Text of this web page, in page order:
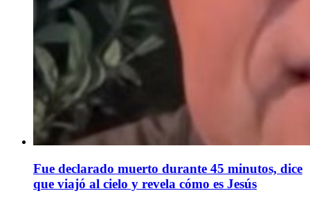
Fue declarado muerto durante 45 minutos, dice
que viajó al cielo y revela cómo es Jesús